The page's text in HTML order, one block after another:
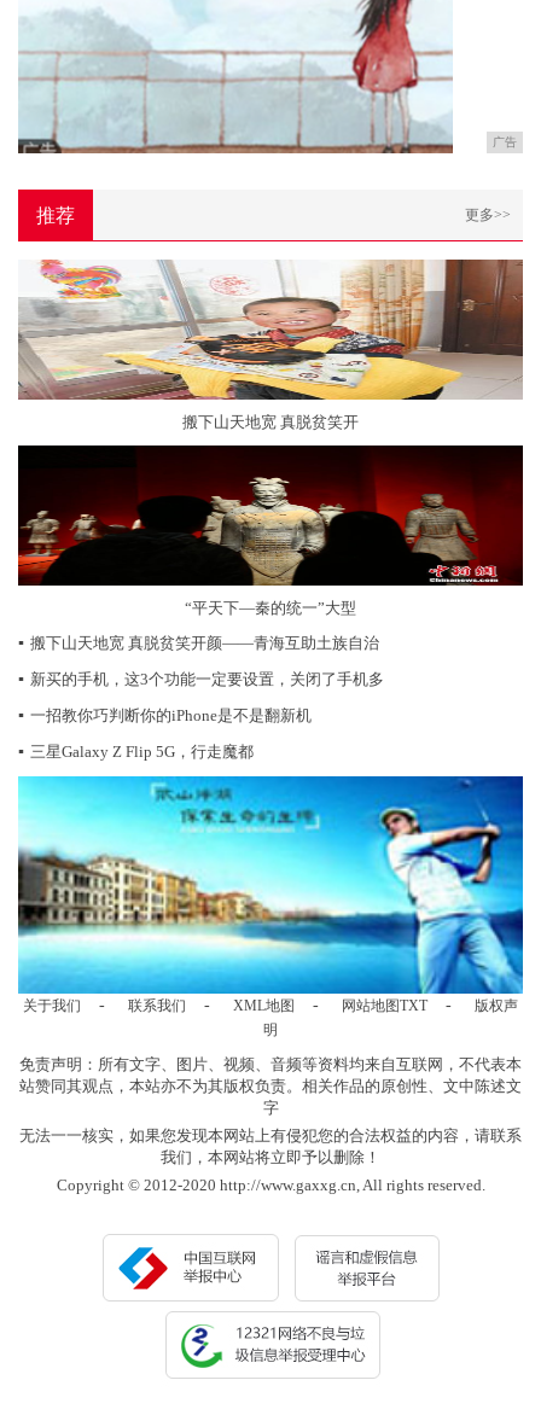
广告
推荐 更多>>
搬下山天地宽 真脱贫笑开
“平天下—秦的统一”大型
▪ 搬下山天地宽 真脱贫笑开颜——青海互助土族自治
▪ 新买的手机，这3个功能一定要设置，关闭了手机多
▪ 一招教你巧判断你的iPhone是不是翻新机
▪ 三星Galaxy Z Flip 5G，行走魔都
关于我们 - 联系我们 - XML地图 - 网站地图TXT -
版权声
明
免责声明：所有文字、图片、视频、音频等资料均来自互联网，不代表本
站赞同其观点，本站亦不为其版权负责。相关作品的原创性、文中陈述文
字
无法一一核实，如果您发现本网站上有侵犯您的合法权益的内容，请联系
我们，本网站将立即予以删除！
Copyright © 2012-2020 http://www.gaxxg.cn, All rights reserved.